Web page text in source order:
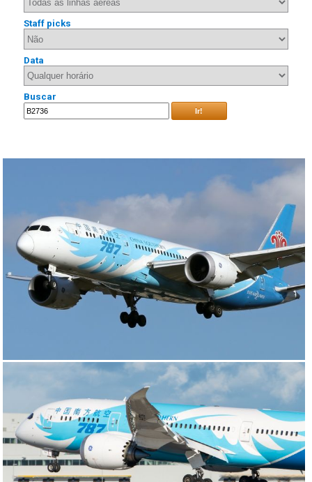
Staff picks
Data
Buscar
Ir!